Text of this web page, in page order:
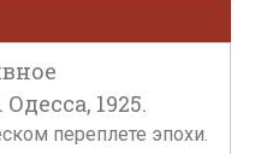
1925.
переплете эпохи.